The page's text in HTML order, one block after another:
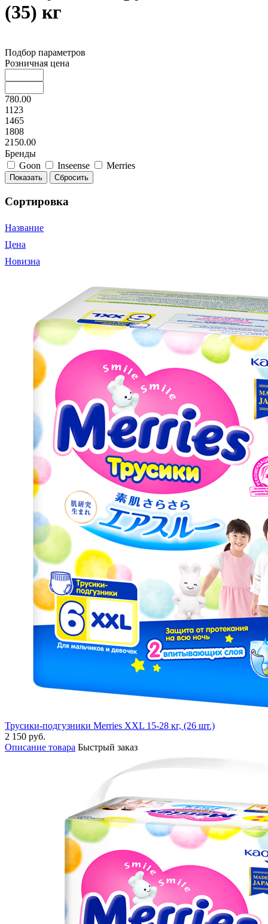
(35) кг
Подбор параметров
Розничная цена
780.00
1123
1465
1808
2150.00
Бренды
Goon
Inseense Merries
Сортировка
Название
Цена
Новизна
Трусики-подгузники Merries XXL 15-28 кг, (26 шт.)
2 150 руб.
Описание товара Быстрый заказ